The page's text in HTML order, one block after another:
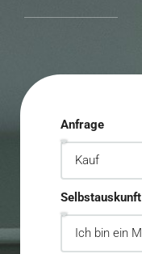
Anfrage
Selbstauskunft